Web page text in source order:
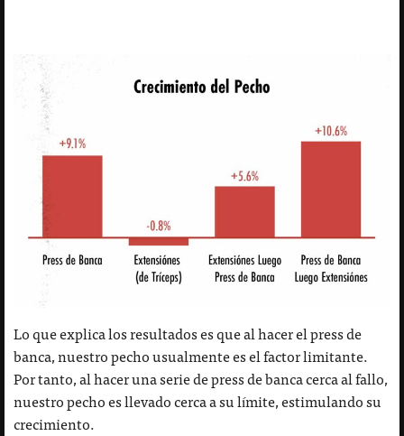
Lo que explica los resultados es que al hacer el press de
banca, nuestro pecho usualmente es el factor limitante.
Por tanto, al hacer una serie de press de banca cerca al fallo,
nuestro pecho es llevado cerca a su límite, estimulando su
crecimiento.